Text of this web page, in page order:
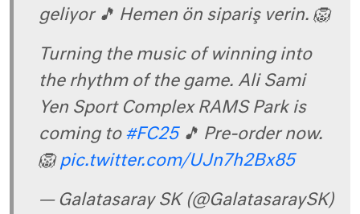
geliyor 🎵 Hemen ön sipariş verin. 🦁
Turning the music of winning into
the rhythm of the game. Ali Sami
Yen Sport Complex RAMS Park is
coming to #FC25🎵 Pre-order now.
🦁 pic.twitter.com/UJn7h2Bx85
— Galatasaray SK (@GalatasaraySK)